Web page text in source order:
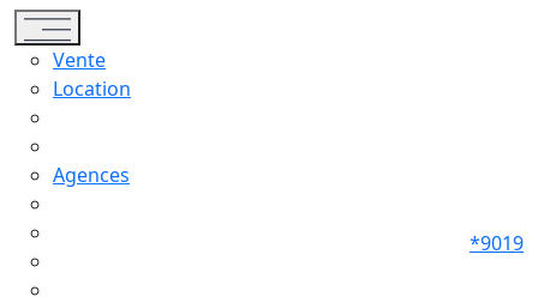
Toggle navigation
Vente
Location
Agences
*9019